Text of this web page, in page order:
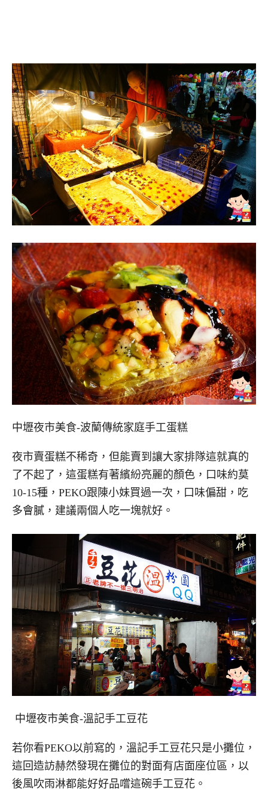
中壢夜市美食-波蘭傳統家庭手工蛋糕
夜市賣蛋糕不稀奇，但能賣到讓大家排隊這就真的
了不起了，這蛋糕有著繽紛亮麗的顏色，口味約莫
10-15種，PEKO跟陳小妹買過一次，口味偏甜，吃
多會膩，建議兩個人吃一塊就好。
中壢夜市美食-溫記手工豆花
若你看PEKO以前寫的，溫記手工豆花只是小攤位，
這回造訪赫然發現在攤位的對面有店面座位區，以
後風吹雨淋都能好好品嚐這碗手工豆花。